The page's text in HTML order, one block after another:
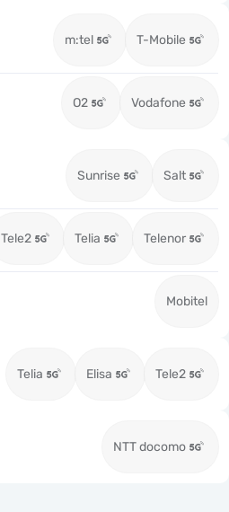
m:tel T-Mobile
O2 Vodafone
Sunrise Salt
Tele2 Telia Telenor
Mobitel
Telia Elisa Tele2
NTT docomo